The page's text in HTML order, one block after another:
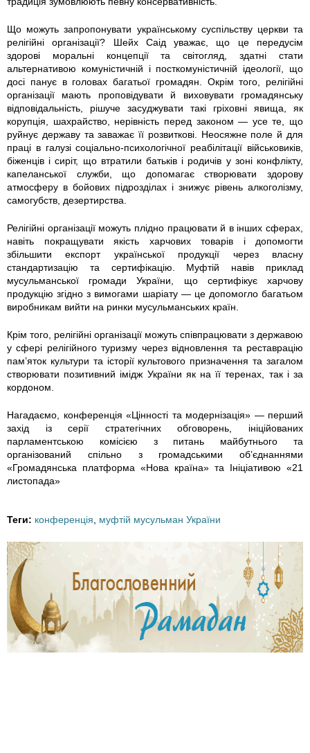
2
4
4
7
5
6
8
7
5
9
0
5
9
6
4
2
7
3
4
3
Що можуть запропонувати українському суспільству церкви та
релігійні організації? Шейх Саід уважає, що це передусім
здорові моральні концепції та світогляд, здатні стати
альтернативою комуністичній і посткомуністичній ідеології, що
досі панує в головах багатьої громадян. Окрім того, релігійні
організації мають проповідувати й виховувати громадянську
відповідальність, рішуче засуджувати такі гріховні явища, як
корупція, шахрайство, нерівність перед законом — усе те, що
руйнує державу та заважає її розвиткові. Неосяжне поле й для
праці в галузі соціально-психологічної реабілітації військовиків,
біженців і сиріт, що втратили батьків і родичів у зоні конфлікту,
капеланської служби, що допомагає створювати здорову
атмосферу в бойових підрозділах і знижує рівень алкоголізму,
самогубств, дезертирства.
Релігійні організації можуть плідно працювати й в інших сферах,
навіть покращувати якість харчових товарів і допомогти
збільшити експорт української продукції через власну
стандартизацію та сертифікацію. Муфтій навів приклад
мусульманської громади України, що сертифікує харчову
продукцію згідно з вимогами шаріату — це допомогло багатьом
виробникам вийти на ринки мусульманських країн.
Крім того, релігійні організації можуть співпрацювати з державою
у сфері релігійного туризму через відновлення та реставрацію
пам’яток культури та історії культового призначення та загалом
створювати позитивний імідж України як на її теренах, так і за
кордоном.
Нагадаємо, конференція «Цінності та модернізація» — перший
захід із серії стратегічних обговорень, ініційованих
парламентською комісією з питань майбутнього та
організований спільно з громадськими об’єднаннями
«Громадянська платформа «Нова країна» та Ініціативою «21
листопада»
Теги: конференція муфтій мусульман України